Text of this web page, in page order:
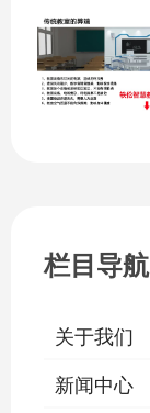
栏目导航
关于我们
新闻中心